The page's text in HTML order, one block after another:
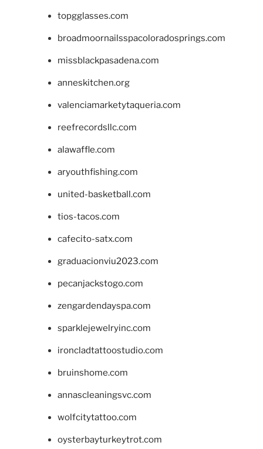
topgglasses.com
broadmoornailsspacoloradosprings.com
missblackpasadena.com
anneskitchen.org
valenciamarketytaqueria.com
reefrecordsllc.com
alawaffle.com
aryouthfishing.com
united-basketball.com
tios-tacos.com
cafecito-satx.com
graduacionviu2023.com
pecanjackstogo.com
zengardendayspa.com
sparklejewelryinc.com
ironcladtattoostudio.com
bruinshome.com
annascleaningsvc.com
wolfcitytattoo.com
oysterbayturkeytrot.com